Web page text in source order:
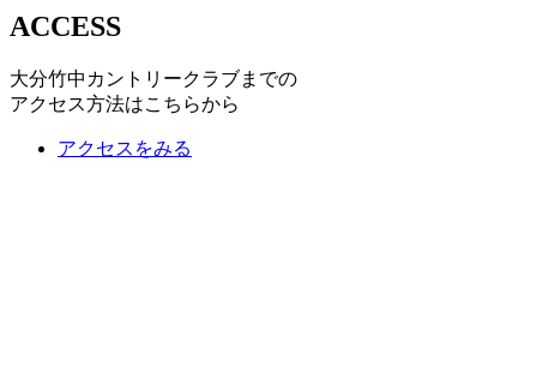
ACCESS
大分竹中カントリークラブまでの
アクセス方法はこちらから
アクセスをみる